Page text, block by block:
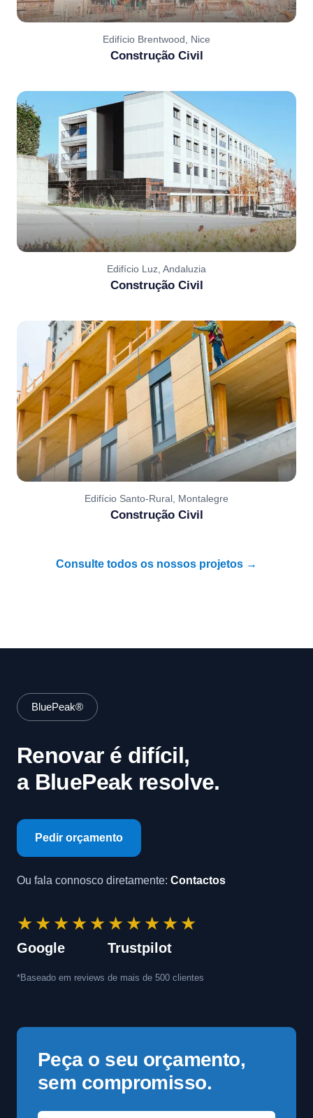
Edifício Brentwood, Nice
Construção Civil
Edifício Luz, Andaluzia
Construção Civil
Edifício Santo-Rural, Montalegre
Construção Civil
Consulte todos os nossos projetos →
BluePeak®
Renovar é difícil,
a BluePeak resolve.
Pedir orçamento
Ou fala connosco diretamente: Contactos
★★★★★
Google
★★★★★
Trustpilot
*Baseado em reviews de mais de 500 clientes
Peça o seu orçamento,
sem compromisso.